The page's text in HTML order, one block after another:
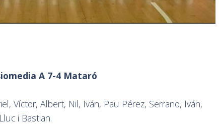
A 7-4 Mataró
Víctor, Albert, Nil, Iván, Pau Pérez, Serrano, Iván,
i Bastian.